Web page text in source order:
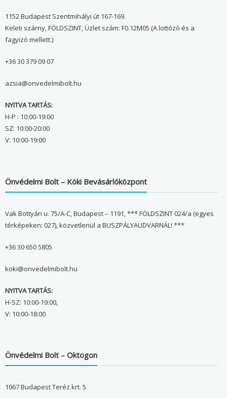
1152 Budapest Szentmihályi út 167-169.
Keleti szárny, FÖLDSZINT, Üzlet szám: F0.12M05 (A lottózó és a
fagyizó mellett.)
+36 30 379 09 07
azsia@onvedelmibolt.hu
NYITVA TARTÁS:
H-P : 10:00-19:00
SZ: 10:00-20:00
V: 10:00-19:00
Önvédelmi Bolt – Köki Bevásárlóközpont
Vak Bottyán u. 75/A-C, Budapest – 1191, *** FÖLDSZINT 024/a (egyes
térképeken: 027), közvetlenül a BUSZPÁLYAUDVARNÁL! ***
+36 30 650 5805
koki@onvedelmibolt.hu
NYITVA TARTÁS:
H-SZ: 10:00-19:00,
V: 10:00-18:00
Önvédelmi Bolt – Oktogon
1067 Budapest Teréz krt. 5